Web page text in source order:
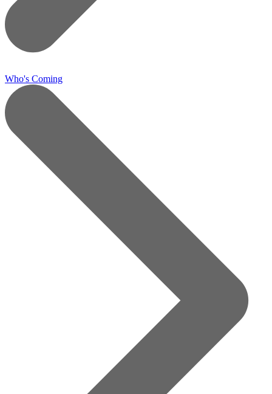
Who's Coming